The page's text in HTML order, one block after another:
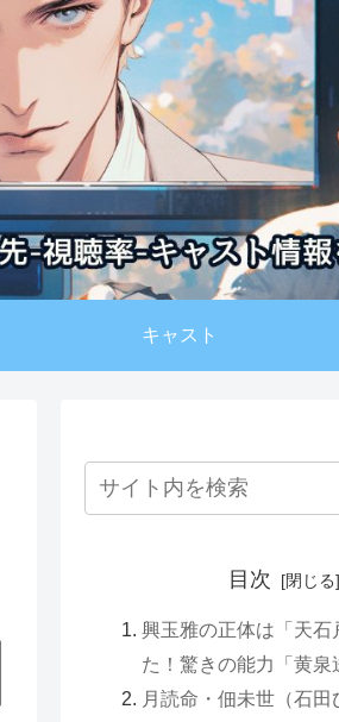
キャスト
目次
興玉雅の正体は「天石
た！驚きの能力「黄泉
月読命・佃未世（石田